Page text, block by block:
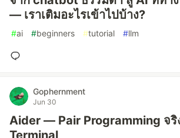
— เราเติมอะไรเข้าไปบ้าง?
#ai #beginners #tutorial #llm
Gophernment
Jun 30
Aider — Pair Programming จริ
Terminal